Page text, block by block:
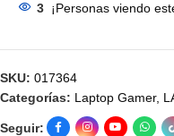
3 ¡Personas viendo
SKU: 017364
Categorías: Laptop Gamer,
Seguir: